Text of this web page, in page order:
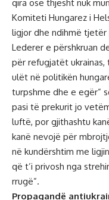
qira ose thjesht nuk
Komiteti Hungarez i
ligjor dhe ndihmë
Lederer e përshkruan
për refugjatët ukrainas,
ulët në politikën
turpshme dhe e egër”
pasi të prekurit jo
luftë, por gjithashtu
kanë nevojë për
në kundërshtim me
që t’i privosh nga
rrugë”.
Propagandë